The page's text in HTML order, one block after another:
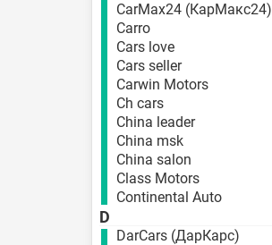
CarMax24 (КарМакс24)
Carro
Cars love
Cars seller
Carwin Motors
Ch cars
China leader
China msk
China salon
Class Motors
Continental Auto
D
DarCars (ДарКарс)